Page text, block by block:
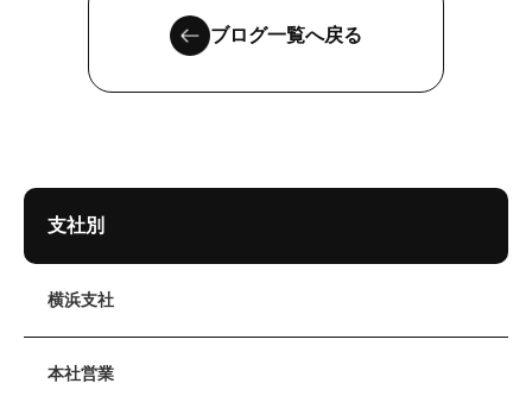
ブログ一覧へ戻る
支社別
横浜支社
本社営業